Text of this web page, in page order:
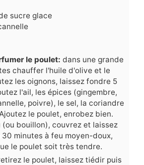
sucre glace
le poulet: dans une grande
chauffer l'huile d'olive et le
les oignons, laissez fondre 5
l'ail, les épices (gingembre,
poivre), le sel, la coriandre
le poulet, enrobez bien.
(ou bouillon), couvrez et laissez
30 minutes à feu moyen-doux,
le poulet soit très tendre.
le poulet, laissez tiédir puis